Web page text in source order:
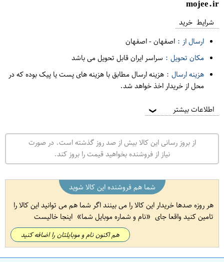
mojee.ir
شرایط خرید
ارسال از : اصفهان-اصفهان
مکان تحویل : سراسر ایران قابل تحویل می باشد
هزینه ارسال : هزینه ارسال مطابق با هزینه های پست یا پیک بوده که در
محل از خریدار اخذ خواهد شد.
اطلاعات بیشتر ❯
از بروز رسانی این کالا بیش از صد روز گذشته است. در صورت
نیاز از فروشنده بخواهید قیمت را بروز کند.
شما هم فروشنده این کالا شوید
هر روزه صدها خریدار این کالا را می بینند اگر شما هم می توانید این کالا را
تامین کنید واقعا جای
نام و شماره موبایل شما اینجا خالیست
هم اکنون نام و موبایلتان را اضافه کنید